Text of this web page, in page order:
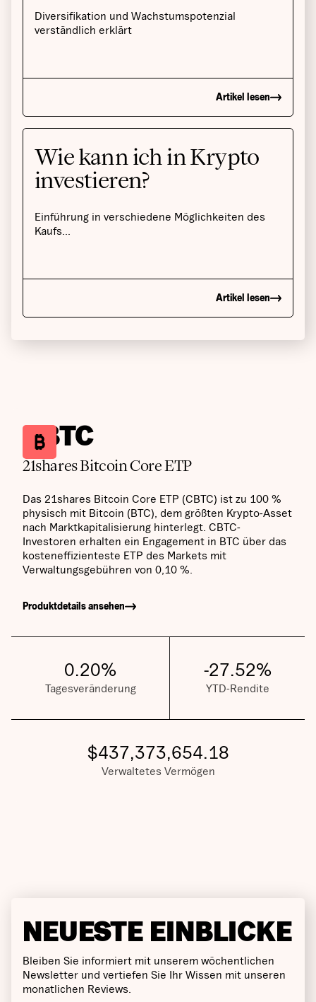
Diversifikation und Wachstumspotenzial
verständlich erklärt
Artikel lesen
Wie kann ich in Krypto
investieren?
Einführung in verschiedene Möglichkeiten des
Kaufs...
Artikel lesen
CBTC
21shares Bitcoin Core ETP
Das 21shares Bitcoin Core ETP (CBTC) ist zu 100 %
physisch mit Bitcoin (BTC), dem größten Krypto-Asset
nach Marktkapitalisierung hinterlegt. CBTC-
Investoren erhalten ein Engagement in BTC über das
kosteneffizienteste ETP des Markets mit
Verwaltungsgebühren von 0,10 %.
Produktdetails ansehen
0.20%
Tagesveränderung
-27.52%
YTD-Rendite
$437,373,654.18
Verwaltetes Vermögen
NEUESTE EINBLICKE
Bleiben Sie informiert mit unserem wöchentlichen
Newsletter und vertiefen Sie Ihr Wissen mit unseren
monatlichen Reviews.